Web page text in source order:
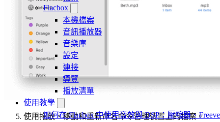
Flacbox
本機檔案
音訊播放器
音樂庫
設定
連接
導覽
播放清單
使用教學
如何在 Flacbox 中使用音效與 DSP：壓縮器、
使用拖放、移動和重新命名命令管理裝置上的檔案。